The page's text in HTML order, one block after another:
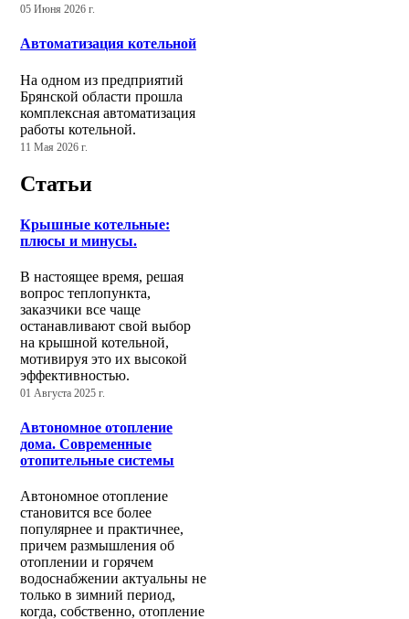
05 Июня 2026 г.
Автоматизация котельной
На одном из предприятий
Брянской области прошла
комплексная автоматизация
работы котельной.
11 Мая 2026 г.
Статьи
Крышные котельные:
плюсы и минусы.
В настоящее время, решая
вопрос теплопункта,
заказчики все чаще
останавливают свой выбор
на крышной котельной,
мотивируя это их высокой
эффективностью.
01 Августа 2025 г.
Автономное отопление
дома. Современные
отопительные системы
Автономное отопление
становится все более
популярнее и практичнее,
причем размышления об
отоплении и горячем
водоснабжении актуальны не
только в зимний период,
когда, собственно, отопление